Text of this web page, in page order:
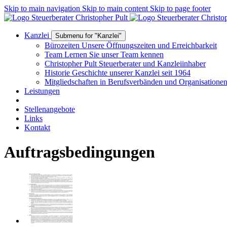
Skip to main navigation Skip to main content Skip to page footer
Kanzlei Submenu for "Kanzlei"
Bürozeiten Unsere Öffnungszeiten und Erreichbarkeit
Team Lernen Sie unser Team kennen
Christopher Pult Steuerberater und Kanzleiinhaber
Historie Geschichte unserer Kanzlei seit 1964
Mitgliedschaften in Berufsverbänden und Organisationen
Leistungen
Stellenangebote
Links
Kontakt
Auftragsbedingungen